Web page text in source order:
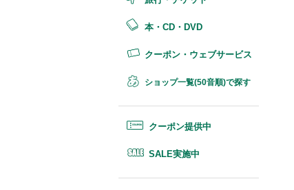
本・CD・DVD
クーポン・ウェブサービス
ショップ一覧(50音順)で探す
クーポン提供中
SALE実施中